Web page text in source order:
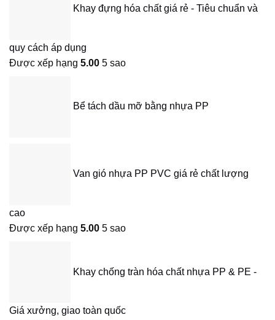
Khay đựng hóa chất giá rẻ - Tiêu chuẩn và
quy cách áp dụng
Được xếp hạng 5.00 5 sao
Bể tách dầu mỡ bằng nhựa PP
Van gió nhựa PP PVC giá rẻ chất lượng
cao
Được xếp hạng 5.00 5 sao
Khay chống tràn hóa chất nhựa PP & PE -
Giá xưởng, giao toàn quốc